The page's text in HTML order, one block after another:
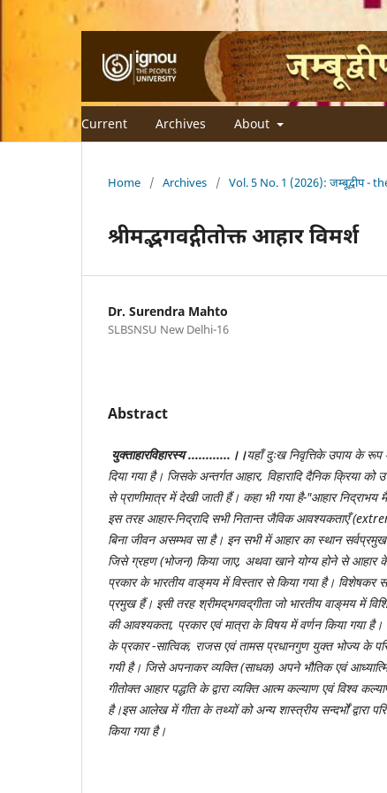
Current Archives About
Home / Archives / Vol. 5 No. 1 (2026): जम्बूद्वीप -
श्रीमद्भगवद्गीतोक्त आहार विमर्श
Dr. Surendra Mahto
SLBSNSU New Delhi-16
Abstract
युक्ताहारविहारस्य............ ।।यहाँ दुःख निवृत्तिके उपाय के रूप
दिया गया है। जिसके अन्तर्गत आहार, विहारादि दैनिक क्रिया
से प्राणीमात्र में देखी जाती हैं। कहा भी गया है-"आहार निद्राभय
इस तरह आहार-निद्रादि सभी नितान्त जैविक आवश्यकताएँ(
बिना जीवन असम्भव सा है। इन सभी में आहार का स्थान
जिसे ग्रहण(भोजन) किया जाए, अथवा खाने योग्य होने से आहार
प्रकार के भारतीय वाङ्‌मय में विस्तार से किया गया है। विशेषकर
प्रमुख हैं। इसी तरह श्रीमद्‌भगवद्‌गीता जो भारतीय वाङ्‌मय में
की आवश्यकता, प्रकार एवं मात्रा के विषय में वर्णन किया गया
के प्रकार-सात्विक, राजस एवं तामस प्रधानगुण युक्त भोज्य के
गयी है। जिसे अपनाकर व्यक्ति(साधक) अपने भौतिक एवं
गीतोक्त आहार पद्ध‌ति के द्वारा व्यक्ति आत्म कल्याण एवं विश्व
है।इस आलेख में गीता के तथ्यों को अन्य शास्त्रीय सन्दर्भों द्वारा
किया गया है।